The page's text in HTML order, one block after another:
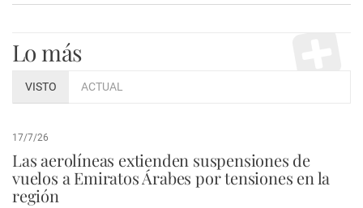
Lo más
VISTO ACTUAL
17/7/26
Las aerolíneas extienden suspensiones de
vuelos a Emiratos Árabes por tensiones en la
región